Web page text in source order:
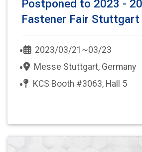
Postponed to 2023 -
Fastener Fair Stuttgart
2023/03/21~03/23
Messe Stuttgart, Germany
KCS Booth #3063, Hall 5